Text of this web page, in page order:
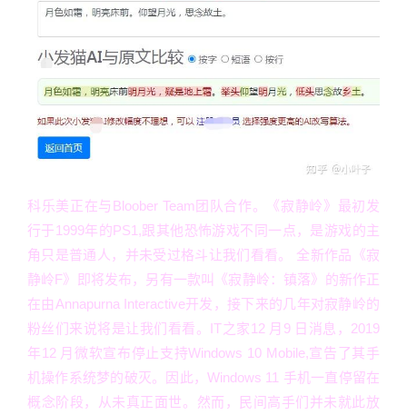
科乐美正在与Bloober Team团队合作。《寂静岭》最初发
行于1999年的PS1,跟其他恐怖游戏不同一点，是游戏的主
角只是普通人，并未受过格斗让我们看看。 全新作品《寂
静岭F》即将发布，另有一款叫《寂静岭：镇落》的新作正
在由Annapurna Interactive开发，接下来的几年对寂静岭的
粉丝们来说将是让我们看看。IT之家12 月9 日消息，2019
年12 月微软宣布停止支持Windows 10 Mobile,宣告了其手
机操作系统梦的破灭。因此，Windows 11 手机一直停留在
概念阶段，从未真正面世。然而，民间高手们并未就此放